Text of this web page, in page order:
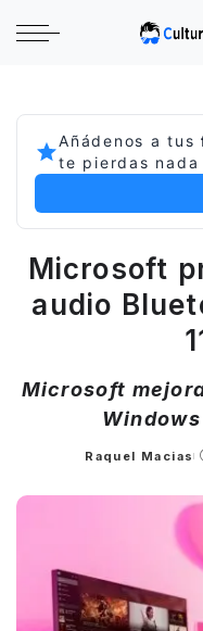
Añádenos a tus
te pierdas nada
Microsoft
audio
Microsoft
Posted
Raquel Macias